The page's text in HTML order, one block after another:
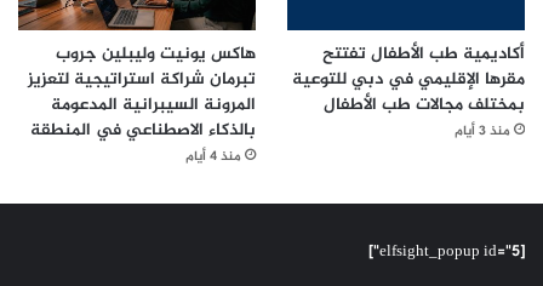
أكاديمية طب الأطفال تفتتح
مقرها الإقليمي في دبي للتوعية
بمختلف مجالات طب الأطفال
منذ 3 أيام
هاكس يونيت وليبلين جروب
تبرمان شراكة استراتيجية لتعزيز
المرونة السيبرانية المدعومة
بالذكاء الاصطناعي في المنطقة
منذ 4 أيام
[elfsight_popup id="5"]